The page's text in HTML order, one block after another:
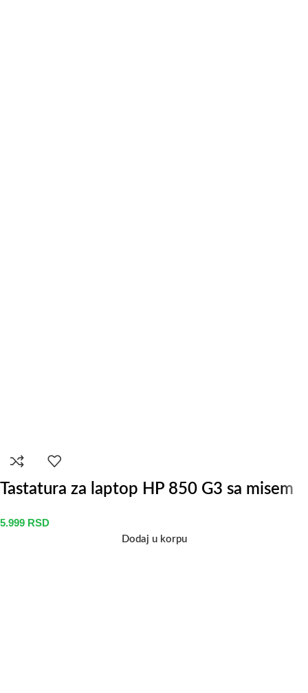
Tastatura za laptop HP 850 G3 sa misem
5.999 RSD
Dodaj u korpu